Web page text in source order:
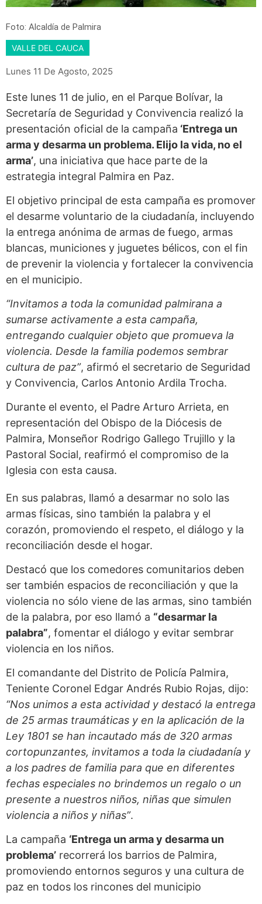
Foto: Alcaldía de Palmira
VALLE DEL CAUCA
Lunes 11 De Agosto, 2025
Este lunes 11 de julio, en el Parque Bolívar, la
Secretaría de Seguridad y Convivencia realizó la
presentación oficial de la campaña ‘Entrega un
arma y desarma un problema. Elijo la vida, no el
arma’, una iniciativa que hace parte de la
estrategia integral Palmira en Paz.
El objetivo principal de esta campaña es promover
el desarme voluntario de la ciudadanía, incluyendo
la entrega anónima de armas de fuego, armas
blancas, municiones y juguetes bélicos, con el fin
de prevenir la violencia y fortalecer la convivencia
en el municipio.
“Invitamos a toda la comunidad palmirana a
sumarse activamente a esta campaña,
entregando cualquier objeto que promueva la
violencia. Desde la familia podemos sembrar
cultura de paz”, afirmó el secretario de Seguridad
y Convivencia, Carlos Antonio Ardila Trocha.
Durante el evento, el Padre Arturo Arrieta, en
representación del Obispo de la Diócesis de
Palmira, Monseñor Rodrigo Gallego Trujillo y la
Pastoral Social, reafirmó el compromiso de la
Iglesia con esta causa.
En sus palabras, llamó a desarmar no solo las
armas físicas, sino también la palabra y el
corazón, promoviendo el respeto, el diálogo y la
reconciliación desde el hogar.
Destacó que los comedores comunitarios deben
ser también espacios de reconciliación y que la
violencia no sólo viene de las armas, sino también
de la palabra, por eso llamó a “desarmar la
palabra”, fomentar el diálogo y evitar sembrar
violencia en los niños.
El comandante del Distrito de Policía Palmira,
Teniente Coronel Edgar Andrés Rubio Rojas, dijo:
“Nos unimos a esta actividad y destacó la entrega
de 25 armas traumáticas y en la aplicación de la
Ley 1801 se han incautado más de 320 armas
cortopunzantes, invitamos a toda la ciudadanía y
a los padres de familia para que en diferentes
fechas especiales no brindemos un regalo o un
presente a nuestros niños, niñas que simulen
violencia a niños y niñas”.
La campaña ‘Entrega un arma y desarma un
problema’ recorrerá los barrios de Palmira,
promoviendo entornos seguros y una cultura de
paz en todos los rincones del municipio